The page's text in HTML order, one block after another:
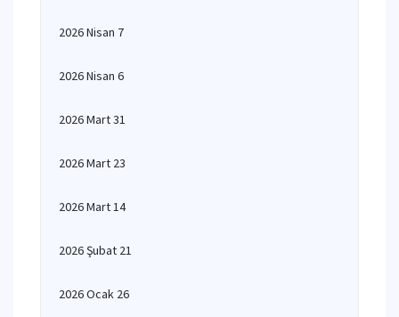
2026 Nisan 7
2026 Nisan 6
2026 Mart 31
2026 Mart 23
2026 Mart 14
2026 Şubat 21
2026 Ocak 26